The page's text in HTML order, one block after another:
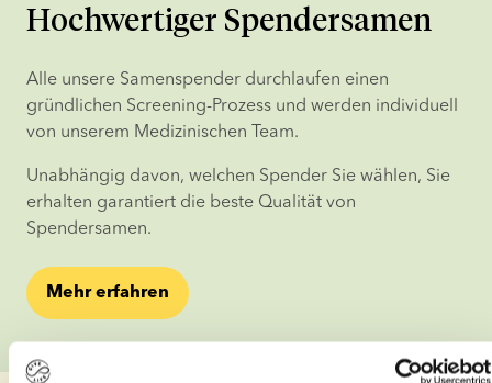
Hochwertiger Spendersamen
Alle unsere Samenspender durchlaufen einen
gründlichen Screening-Prozess und werden individuell
von unserem Medizinischen Team.
Unabhängig davon, welchen Spender Sie wählen, Sie
erhalten garantiert die beste Qualität von
Spendersamen.
Mehr erfahren